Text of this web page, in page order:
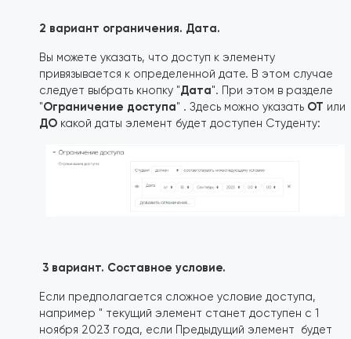
2 вариант ограничения. Дата.
Вы можете указать, что доступ к элементу
привязывается к определенной дате. В этом случае
следует выбрать кнопку "Дата". При этом в разделе
"Ограничение доступа" . Здесь можно указать ОТ или
ДО какой даты элемент будет доступен Студенту:
3 вариант. Составное условие.
Если предполагается сложное условие доступа,
например " текущий элемент станет доступен с 1
ноября 2023 года, если Предыдущий элемент будет